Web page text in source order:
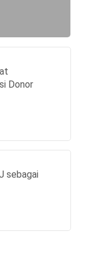
Donor
sebagai